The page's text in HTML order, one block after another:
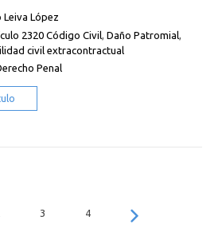
Leiva López
2320 Código Civil ,Daño Patromial
civil extracontractual
Penal
3 4